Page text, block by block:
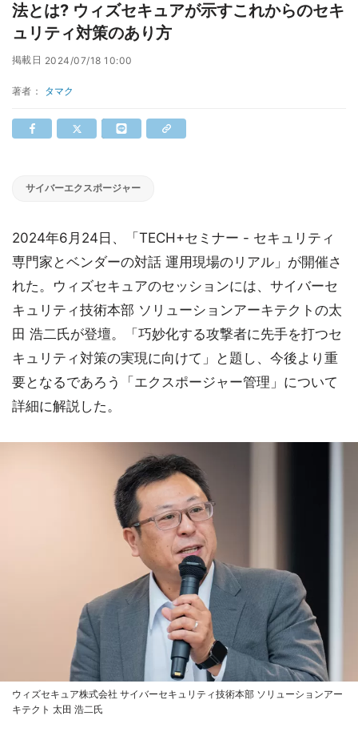
法とは? ウィズセキュアが示すこれからのセキ
ュリティ対策のあり方
掲載日 2024/07/18 10:00
著者： タマク
サイバーエクスポージャー
2024年6月24日、「TECH+セミナー - セキュリティ
専門家とベンダーの対話 運用現場のリアル」が開催さ
れた。ウィズセキュアのセッションには、サイバーセ
キュリティ技術本部 ソリューションアーキテクトの太
田 浩二氏が登壇。「巧妙化する攻撃者に先手を打つセ
キュリティ対策の実現に向けて」と題し、今後より重
要となるであろう「エクスポージャー管理」について
詳細に解説した。
ウィズセキュア株式会社 サイバーセキュリティ技術本部 ソリューションアー
キテクト 太田 浩二氏